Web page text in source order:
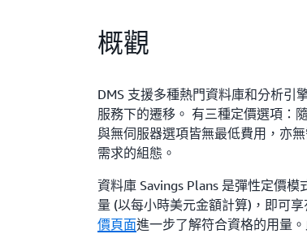
概觀
DMS 支援多種熱門資料庫和分析引
服務下的遷移。 有三種定價選項：
與無伺服器選項皆無最低費用，亦
需求的組態。
資料庫 Savings Plans 是彈性定價
量 (以每小時美元金額計算)，即可
價頁面進一步了解符合資格的用量